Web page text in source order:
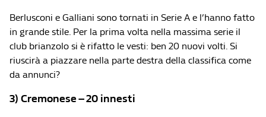
Berlusconi e Galliani sono tornati in Serie A e l’hanno fatto
in grande stile. Per la prima volta nella massima serie il
club brianzolo si è rifatto le vesti: ben 20 nuovi volti. Si
riuscirà a piazzare nella parte destra della classifica come
da annunci?
3) Cremonese – 20 innesti